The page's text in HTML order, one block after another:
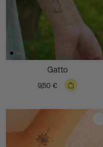
Gatto
9,50 €